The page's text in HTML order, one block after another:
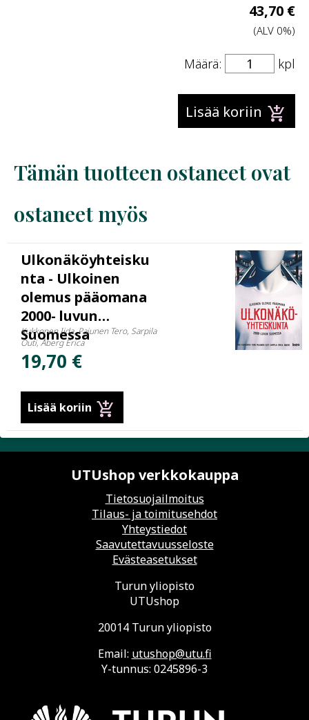
43,70 €
(ALV 0%)
Määrä: kpl
Lisää koriin add_shopping_cart
Tämän tuotteen ostaneet ovat
ostaneet myös
Ulkonäköyhteisku
nta - Ulkoinen
olemus pääomana
2000- luvun
Suomessa
Kukkonen Iida, Pajunen Tero, Sarpila
Outi, Åberg Erica
19,70 €
Lisää koriin add_shopping_cart
UTUshop verkkokauppa
Tietosuojailmoitus
Tilaus- ja toimitusehdot
Yhteystiedot
Saavutettavuusseloste
Evästeasetukset
Turun yliopisto
UTUshop
20014 Turun yliopisto
Email: utushop@utu.fi
Y-tunnus: 0245896-3